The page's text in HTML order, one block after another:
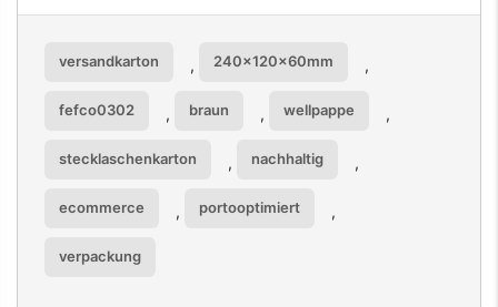
versandkarton , 240x120x60mm ,
fefco0302 , braun , wellpappe ,
stecklaschenkarton , nachhaltig ,
ecommerce , portooptimiert ,
verpackung